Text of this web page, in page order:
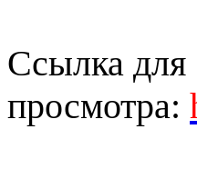
Ссылка для
просмотра: